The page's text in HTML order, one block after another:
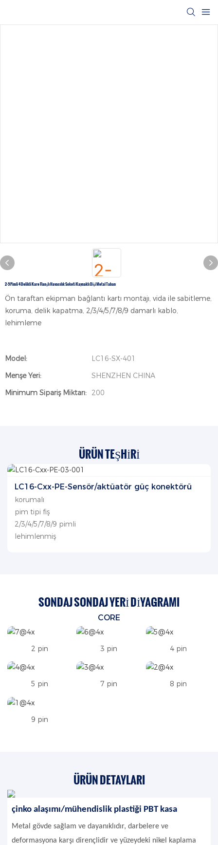
2-9 Pimli 4 Delikli Kare Flanşlı Havacılık Soketi Kaynaklı Dişi Metal Taban
Ön taraftan ekipman bağlantı kartı montajı, vida ile sabitleme,
koruma, delik kapatma, 2/3/4/5/7/8/9 damarlı kablo,
lehimleme
Model:
LC16-SX-401
Menşe Yeri:
SHENZHEN CHINA
Minimum Sipariş Miktarı:
200
ÜRÜN TEŞHIRI
LC16-Cxx-PE-Sensör/aktüatör güç konektörü
korumalı
pim tipi fiş
2/3/4/5/7/8/9 pimli
lehimlenmiş
SONDAJ SONDAJ YERI DIYAGRAMI
CORE
2 pin 3 pin 4 pin
5 pin 7 pin 8 pin
9 pin
ÜRÜN DETAYLARI
çinko alaşımı/mühendislik plastiği PBT kasa
Metal gövde sağlam ve dayanıklıdır, darbelere ve
deformasyona karşı dirençlidir ve yüzeydeki nikel kaplama